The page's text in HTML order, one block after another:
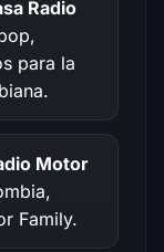
Radio
para la
Motor
Family.